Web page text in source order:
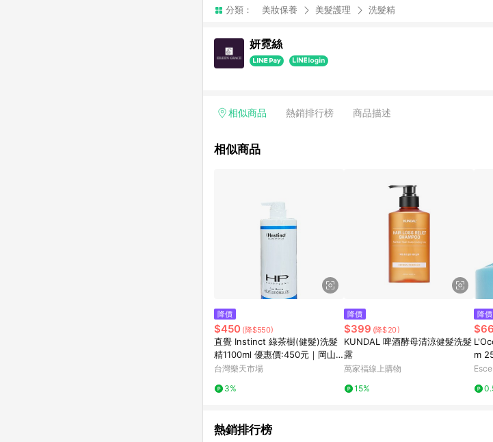
分類： 美妝保養 美髮護理 洗髮精
妍霓絲
相似商品 熱銷排行榜 商品描述
相似商品
降價
$450 (降$550)
直覺 Instinct 綠茶樹(健髮)洗髮
精1100ml 優惠價:450元｜岡山
戀香水
台灣樂天市場
3%
降價
$399 (降$20)
KUNDAL 啤酒酵母清涼健髮洗髮
露
萬家福線上購物
15%
降價
m
熱銷排行榜